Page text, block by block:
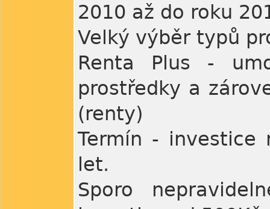
2010 až do roku
Velký výběr typů
Renta Plus -
prostředky a
(renty)
Termín - investice
let.
Sporo